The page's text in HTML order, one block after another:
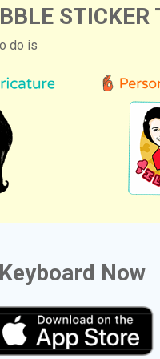
STICKER
do is
Now